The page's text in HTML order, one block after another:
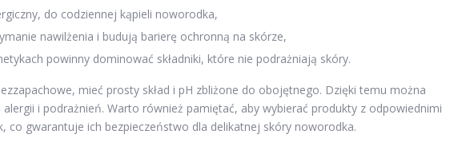
do codziennej kąpieli noworodka,
nawilżenia i budują barierę ochronną na skórze,
powinny dominować składniki, które nie podrażniają skóry.
mieć prosty skład i pH zbliżone do obojętnego. Dzięki temu można
i podrażnień. Warto również pamiętać, aby wybierać produkty z odpowiednimi
co gwarantuje ich bezpieczeństwo dla delikatnej skóry noworodka.